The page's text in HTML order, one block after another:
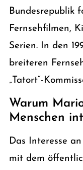
Bundesrepublik
Fernsehfilmen,
Serien. In den
breiteren
„Tatort“-
Warum
Menschen
Das Interesse
mit dem